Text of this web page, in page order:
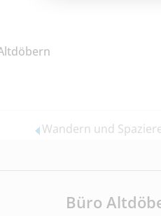
Wandern und
Büro